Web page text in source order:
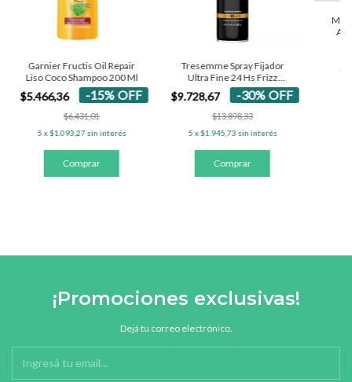
Garnier Fructis Oil Repair
Liso Coco Shampoo 200 Ml
$5.466,36 -15% OFF
$6.431,01
5x$1.093,27 sin interés
Tresemme Spray Fijador
Ultra Fine 24 Hs Frizz
Control 367 ml
$9.728,67 -30% OFF
$13.898,33
5 x$1.945,73 sin interés
5
¡Promociones exclusivas!
Dejá tu correo electrónico.